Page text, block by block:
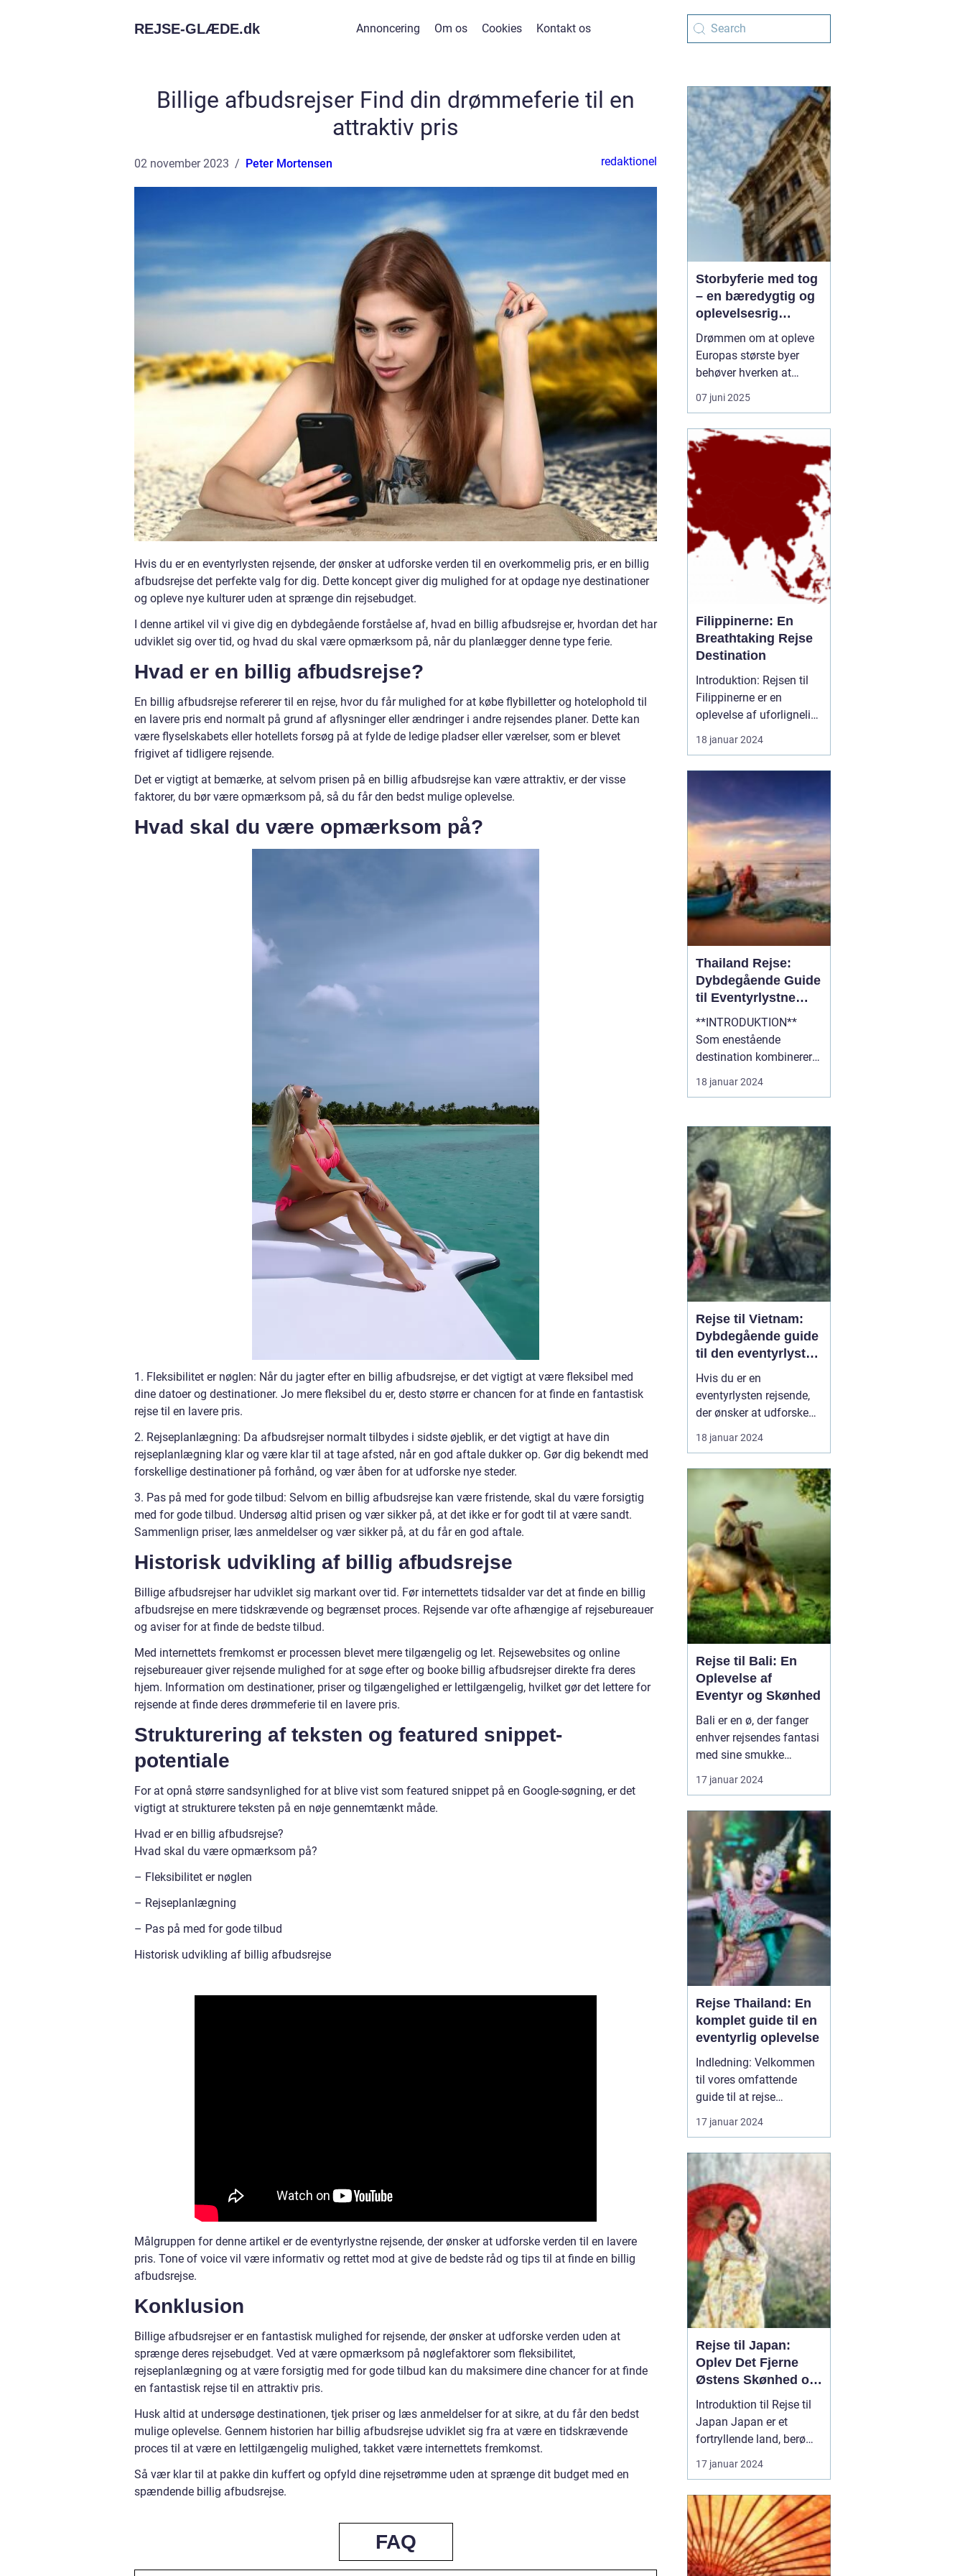
REJSE-GLÆDE.dk Annoncering Om os Cookies Kontakt os
Billige afbudsrejser Find din drømmeferie til en
attraktiv pris
02 november 2023 Peter Mortensen redaktionel
Hvis du er en eventyrlysten rejsende, der ønsker at udforske verden til en overkommelig pris, er en billig
afbudsrejse det perfekte valg for dig. Dette koncept giver dig mulighed for at opdage nye destinationer
og opleve nye kulturer uden at sprænge din rejsebudget.
I denne artikel vil vi give dig en dybdegående forståelse af, hvad en billig afbudsrejse er, hvordan det har
udviklet sig over tid, og hvad du skal være opmærksom på, når du planlægger denne type ferie.
Hvad er en billig afbudsrejse?
En billig afbudsrejse refererer til en rejse, hvor du får mulighed for at købe flybilletter og hotelophold til
en lavere pris end normalt på grund af aflysninger eller ændringer i andre rejsendes planer. Dette kan
være flyselskabets eller hotellets forsøg på at fylde de ledige pladser eller værelser, som er blevet
frigivet af tidligere rejsende.
Det er vigtigt at bemærke, at selvom prisen på en billig afbudsrejse kan være attraktiv, er der visse
faktorer, du bør være opmærksom på, så du får den bedst mulige oplevelse.
Hvad skal du være opmærksom på?
1. Fleksibilitet er nøglen: Når du jagter efter en billig afbudsrejse, er det vigtigt at være fleksibel med
dine datoer og destinationer. Jo mere fleksibel du er, desto større er chancen for at finde en fantastisk
rejse til en lavere pris.
2. Rejseplanlægning: Da afbudsrejser normalt tilbydes i sidste øjeblik, er det vigtigt at have din
rejseplanlægning klar og være klar til at tage afsted, når en god aftale dukker op. Gør dig bekendt med
forskellige destinationer på forhånd, og vær åben for at udforske nye steder.
3. Pas på med for gode tilbud: Selvom en billig afbudsrejse kan være fristende, skal du være forsigtig
med for gode tilbud. Undersøg altid prisen og vær sikker på, at det ikke er for godt til at være sandt.
Sammenlign priser, læs anmeldelser og vær sikker på, at du får en god aftale.
Historisk udvikling af billig afbudsrejse
Billige afbudsrejser har udviklet sig markant over tid. Før internettets tidsalder var det at finde en billig
afbudsrejse en mere tidskrævende og begrænset proces. Rejsende var ofte afhængige af rejsebureauer
og aviser for at finde de bedste tilbud.
Med internettets fremkomst er processen blevet mere tilgængelig og let. Rejsewebsites og online
rejsebureauer giver rejsende mulighed for at søge efter og booke billig afbudsrejser direkte fra deres
hjem. Information om destinationer, priser og tilgængelighed er lettilgængelig, hvilket gør det lettere for
rejsende at finde deres drømmeferie til en lavere pris.
Strukturering af teksten og featured snippet-
potentiale
For at opnå større sandsynlighed for at blive vist som featured snippet på en Google-søgning, er det
vigtigt at strukturere teksten på en nøje gennemtænkt måde.
Hvad er en billig afbudsrejse?
Hvad skal du være opmærksom på?
– Fleksibilitet er nøglen
– Rejseplanlægning
– Pas på med for gode tilbud
Historisk udvikling af billig afbudsrejse
Målgruppen for denne artikel er de eventyrlystne rejsende, der ønsker at udforske verden til en lavere
pris. Tone of voice vil være informativ og rettet mod at give de bedste råd og tips til at finde en billig
afbudsrejse.
Konklusion
Billige afbudsrejser er en fantastisk mulighed for rejsende, der ønsker at udforske verden uden at
sprænge deres rejsebudget. Ved at være opmærksom på nøglefaktorer som fleksibilitet,
rejseplanlægning og at være forsigtig med for gode tilbud kan du maksimere dine chancer for at finde
en fantastisk rejse til en attraktiv pris.
Husk altid at undersøge destinationen, tjek priser og læs anmeldelser for at sikre, at du får den bedst
mulige oplevelse. Gennem historien har billig afbudsrejse udviklet sig fra at være en tidskrævende
proces til at være en lettilgængelig mulighed, takket være internettets fremkomst.
Så vær klar til at pakke din kuffert og opfyld dine rejsetrømme uden at sprænge dit budget med en
spændende billig afbudsrejse.
FAQ
Storbyferie med tog
– en bæredygtig og
oplevelsesrig
rejseform
Drømmen om at opleve
Europas største byer
behøver hverken at
inkludere lange
ventetider i lufthavnen
udledninger. En
blevet et populært og
klimavenligt alternativ til
07 juni 2025
Filippinerne: En
Breathtaking Rejse
Destination
Introduktion: Rejsen til
Filippinerne er en
oplevelse af uforlignelig
skønhed og dyb kultur.
Dette eventyrland skaber
strande, frodige
regnskove,
dybhavsdykning og en
unik kulturel arv. Denne
artikel tage...
18 januar 2024
Thailand Rejse:
Dybdegående Guide
til Eventyrlystne
Rejsende
**INTRODUKTION**
Som enestående
destination kombinerer
Thailand det bedste af
kultur, natur og eventyr,
rejsemål for
eventyrlystne rejsende.
Med sin blændende
skønhed, fascinerende
historie og varme
gæstfrihed er Thailan...
18 januar 2024
Rejse til Vietnam:
Dybdegående guide
til den eventyrlystne
rejsende
Hvis du er en
eventyrlysten rejsende,
der ønsker at udforske
en ekstraordinær
destination med en rig
naturskønhed, så er en
rejse til Vietnam det
perfekte valg for dig. Fra
smukke kystlinjer og
eksotiske øer til travle
byer og bet...
18 januar 2024
Rejse til Bali: En
Oplevelse af
Eventyr og Skønhed
Bali er en ø, der fanger
enhver rejsendes fantasi
med sine smukke
strande, frodige
rismarker og en unik
tage dig med på en
dybdegående rejse til
Bali og dykke ned i, hvad
der gør denne
destination så speciel.
Uanset om du er...
17 januar 2024
Rejse Thailand: En
komplet guide til en
eventyrlig oplevelse
Indledning: Velkommen
til vores omfattende
guide til at rejse
Thailand, et land rigt på
kultur, historie og
Uanset om du er en
eventyrlysten rejsende,
en kulturel enthusiast
eller en solsøgende
strandløve, vil Thailand
præsente...
17 januar 2024
Rejse til Japan:
Oplev Det Fjerne
Østens Skønhed og
Kultur
Introduktion til Rejse til
Japan Japan er et
fortryllende land, berømt
for sin unikke blanding
af gammel tradition og
pulserende gader i Tokyo
til det fredelige Kyoto og
de ikoniske
bjerglandskaber i
17 januar 2024